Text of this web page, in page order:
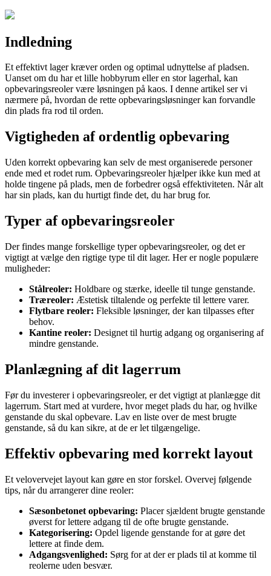
Indledning
Et effektivt lager kræver orden og optimal udnyttelse af pladsen.
Uanset om du har et lille hobbyrum eller en stor lagerhal, kan
opbevaringsreoler være løsningen på kaos. I denne artikel ser vi
nærmere på, hvordan de rette opbevaringsløsninger kan forvandle
din plads fra rod til orden.
Vigtigheden af ordentlig opbevaring
Uden korrekt opbevaring kan selv de mest organiserede personer
ende med et rodet rum. Opbevaringsreoler hjælper ikke kun med at
holde tingene på plads, men de forbedrer også effektiviteten. Når alt
har sin plads, kan du hurtigt finde det, du har brug for.
Typer af opbevaringsreoler
Der findes mange forskellige typer opbevaringsreoler, og det er
vigtigt at vælge den rigtige type til dit lager. Her er nogle populære
muligheder:
Stålreoler: Holdbare og stærke, ideelle til tunge genstande.
Træreoler: Æstetisk tiltalende og perfekte til lettere varer.
Flytbare reoler: Fleksible løsninger, der kan tilpasses efter
behov.
Kantine reoler: Designet til hurtig adgang og organisering af
mindre genstande.
Planlægning af dit lagerrum
Før du investerer i opbevaringsreoler, er det vigtigt at planlægge dit
lagerrum. Start med at vurdere, hvor meget plads du har, og hvilke
genstande du skal opbevare. Lav en liste over de mest brugte
genstande, så du kan sikre, at de er let tilgængelige.
Effektiv opbevaring med korrekt layout
Et velovervejet layout kan gøre en stor forskel. Overvej følgende
tips, når du arrangerer dine reoler:
Sæsonbetonet opbevaring: Placer sjældent brugte genstande
øverst for lettere adgang til de ofte brugte genstande.
Kategorisering: Opdel ligende genstande for at gøre det
lettere at finde dem.
Adgangsvenlighed: Sørg for at der er plads til at komme til
reolerne uden besvær.